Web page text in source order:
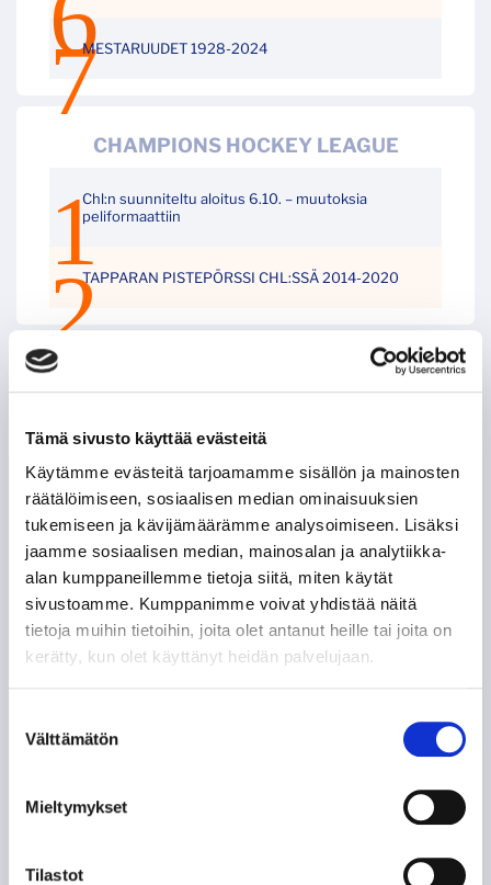
Tämä sivusto käyttää evästeitä
Käytämme evästeitä tarjoamamme sisällön ja mainosten
räätälöimiseen, sosiaalisen median ominaisuuksien
tukemiseen ja kävijämäärämme analysoimiseen. Lisäksi
jaamme sosiaalisen median, mainosalan ja analytiikka-
alan kumppaneillemme tietoja siitä, miten käytät
sivustoamme. Kumppanimme voivat yhdistää näitä
tietoja muihin tietoihin, joita olet antanut heille tai joita on
kerätty, kun olet käyttänyt heidän palvelujaan.
valinta
Välttämätön
Mieltymykset
Tilastot
MESTARUUDET 1928-2024
CHAMPIONS HOCKEY LEAGUE
Chl:n suunniteltu aloitus 6.10. – muutoksia
peliformaattiin
TAPPARAN PISTEPÖRSSI CHL:SSÄ 2014-2020
HATTUTEMPPUPUTKESSA
JIŘÍ KUČERA – KAKSI RANKKARIMAALIA SAMASSA
OTTELUSSA
LEIGH BANNISTER – KANADALAINEN KOVANAAMA
KIRVESRINNOISSA
POHJOIS-AMERIKAN AMMATTILAISET TASON
TAPPARAN RANSKALAINEN VISIITTI ALASARJAAN
TYYLITAITURIEN KRUUNAAMATON KUNINGAS
ILPO KAUHASEN 188 MINUUTTIA JULKISUUTTA